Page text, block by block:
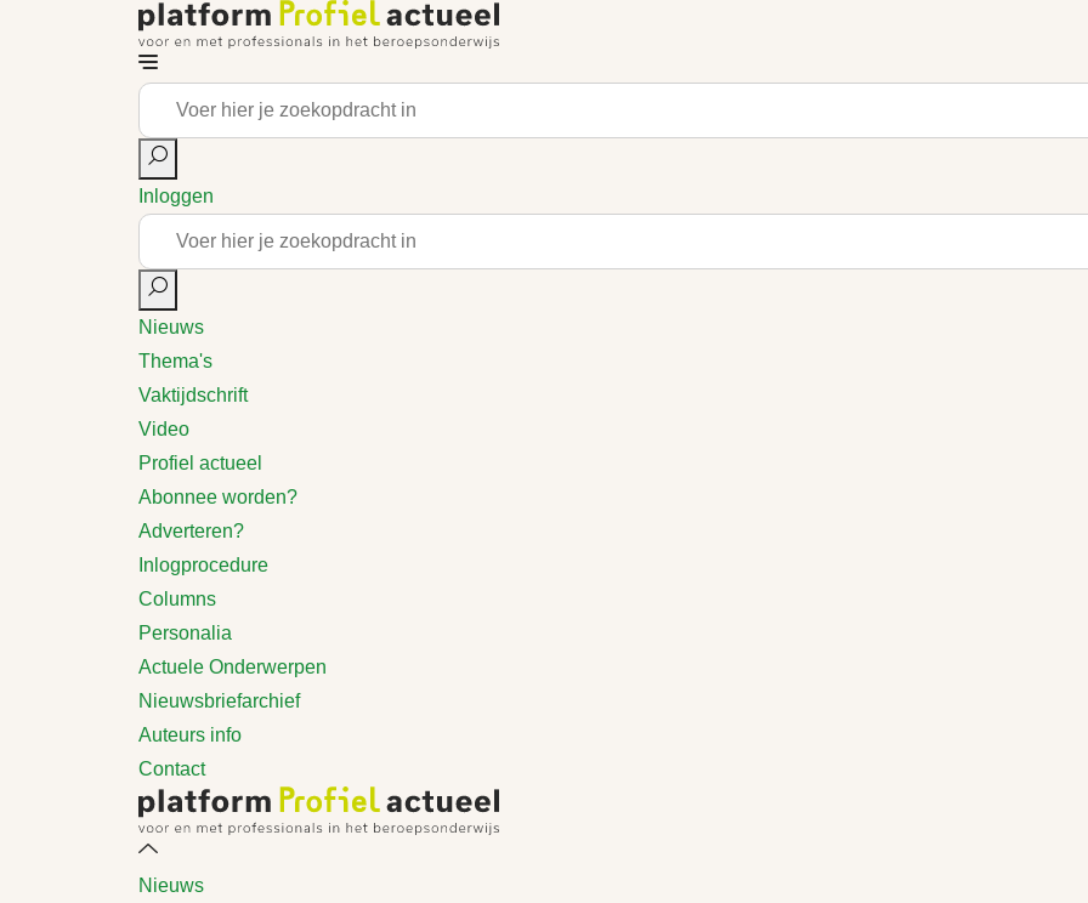
Inloggen
Nieuws
Thema's
Vaktijdschrift
Video
Profiel actueel
Abonnee worden?
Adverteren?
Inlogprocedure
Columns
Personalia
Actuele Onderwerpen
Nieuwsbriefarchief
Auteurs info
Contact
Nieuws